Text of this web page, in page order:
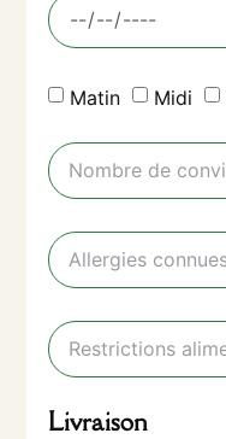
Matin Midi
Livraison